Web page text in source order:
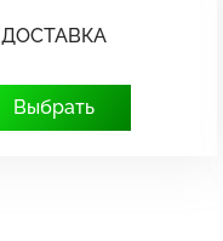
ДОСТАВКА
Выбрать